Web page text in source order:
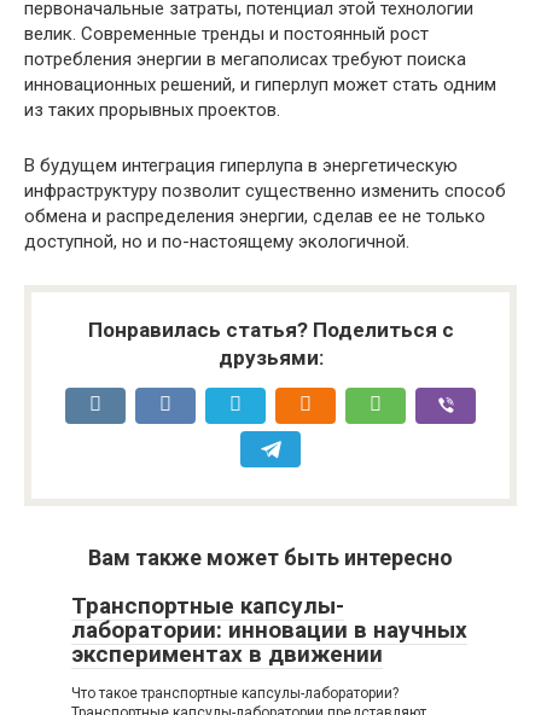
первоначальные затраты, потенциал этой технологии
велик. Современные тренды и постоянный рост
потребления энергии в мегаполисах требуют поиска
инновационных решений, и гиперлуп может стать одним
из таких прорывных проектов.
В будущем интеграция гиперлупа в энергетическую
инфраструктуру позволит существенно изменить способ
обмена и распределения энергии, сделав ее не только
доступной, но и по-настоящему экологичной.
Понравилась статья? Поделиться с
друзьями:
Вам также может быть интересно
Транспортные капсулы-
лаборатории: инновации в научных
экспериментах в движении
Что такое транспортные капсулы-лаборатории?